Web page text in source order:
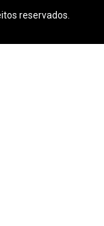
reservados.